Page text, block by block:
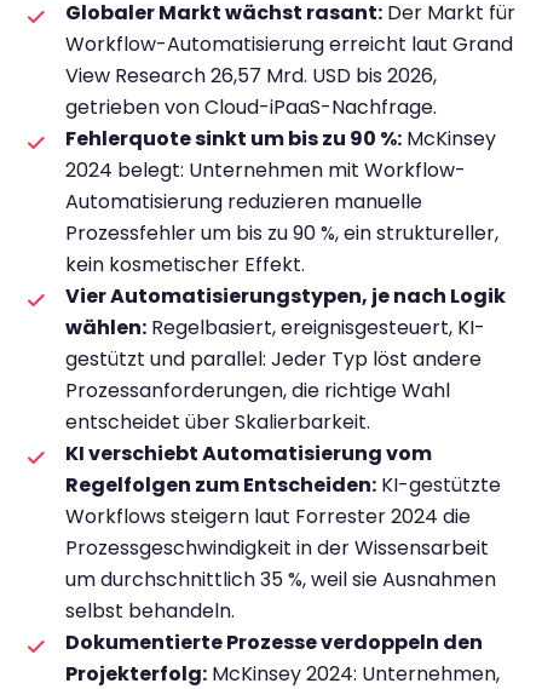
Globaler Markt wächst rasant: Der Markt für
Workflow-Automatisierung erreicht laut Grand
View Research 26,57 Mrd. USD bis 2026,
getrieben von Cloud-iPaaS-Nachfrage.
Fehlerquote sinkt um bis zu 90 %: McKinsey
2024 belegt: Unternehmen mit Workflow-
Automatisierung reduzieren manuelle
Prozessfehler um bis zu 90 %, ein struktureller,
kein kosmetischer Effekt.
Vier Automatisierungstypen, je nach Logik
wählen: Regelbasiert, ereignisgesteuert, KI-
gestützt und parallel: Jeder Typ löst andere
Prozessanforderungen, die richtige Wahl
entscheidet über Skalierbarkeit.
KI verschiebt Automatisierung vom
Regelfolgen zum Entscheiden: KI-gestützte
Workflows steigern laut Forrester 2024 die
Prozessgeschwindigkeit in der Wissensarbeit
um durchschnittlich 35 %, weil sie Ausnahmen
selbst behandeln.
Dokumentierte Prozesse verdoppeln den
Projekterfolg: McKinsey 2024: Unternehmen,